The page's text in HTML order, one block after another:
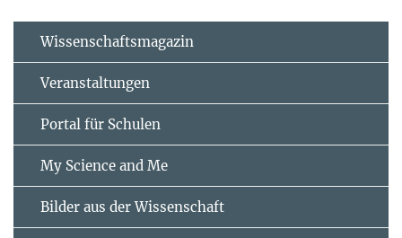
Wissenschaftsmagazin
Veranstaltungen
Portal für Schulen
My Science and Me
Bilder aus der Wissenschaft